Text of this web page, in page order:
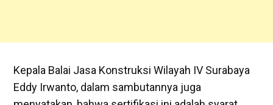
Kepala Balai Jasa Konstruksi Wilayah IV Surabaya
Eddy Irwanto, dalam sambutannya juga